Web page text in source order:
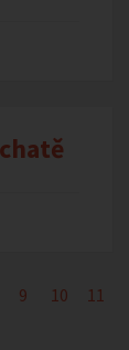
9 10 11